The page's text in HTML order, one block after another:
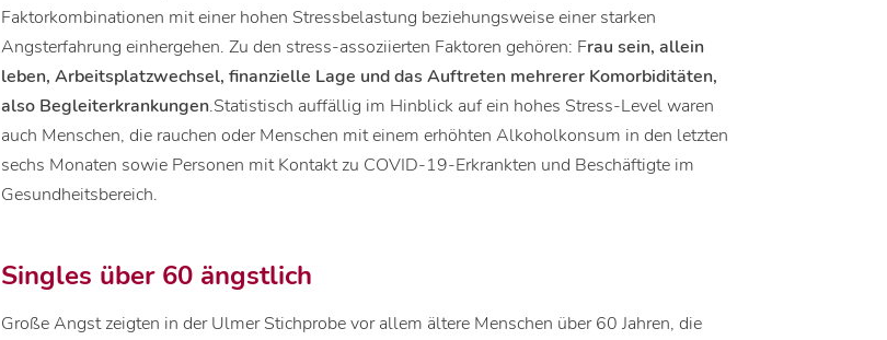
Faktorkombinationen mit einer hohen Stressbelastung beziehungsweise einer starken
Angsterfahrung einhergehen. Zu den stress-assoziierten Faktoren gehören: Frau sein, allein
leben, Arbeitsplatzwechsel, finanzielle Lage und das Auftreten mehrerer Komorbiditäten,
also Begleiterkrankungen.Statistisch auffällig im Hinblick auf ein hohes Stress-Level waren
auch Menschen, die rauchen oder Menschen mit einem erhöhten Alkoholkonsum in den letzten
sechs Monaten sowie Personen mit Kontakt zu COVID-19-Erkrankten und Beschäftigte im
Gesundheitsbereich.
Singles über 60 ängstlich
Große Angst zeigten in der Ulmer Stichprobe vor allem ältere Menschen über 60 Jahren, die